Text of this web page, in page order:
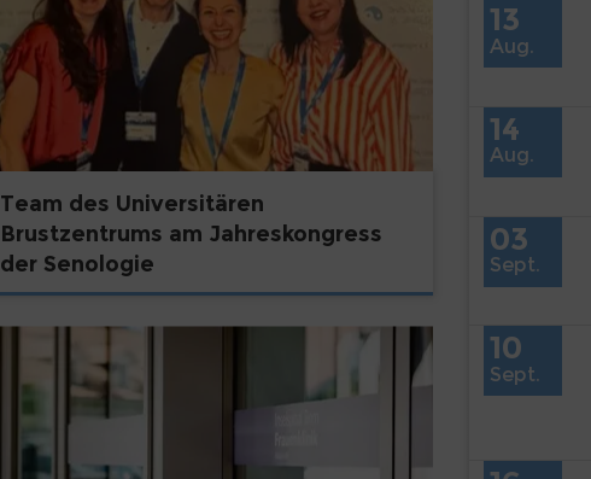
Team des Universitären
Brustzentrums am Jahreskongress
der Senologie
13
Aug.
14
Aug.
03
Sept.
10
Sept.